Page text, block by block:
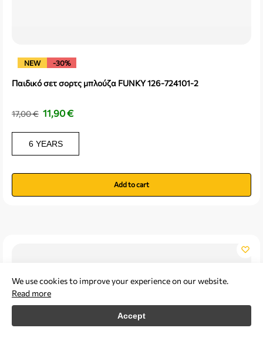
NEW -30%
Παιδικό σετ σορτς μπλούζα FUNKY 126-724101-2
17,00€ 11,90€
6 YEARS
Add to cart
We use cookies to improve your experience on our website.
Read more
Accept